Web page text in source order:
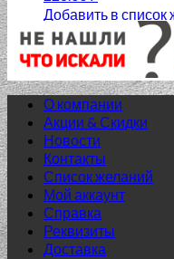
Добавить в список
О компании
Акции & Скидки
Новости
Контакты
Список желаний
Мой аккаунт
Справка
Реквизиты
Доставка